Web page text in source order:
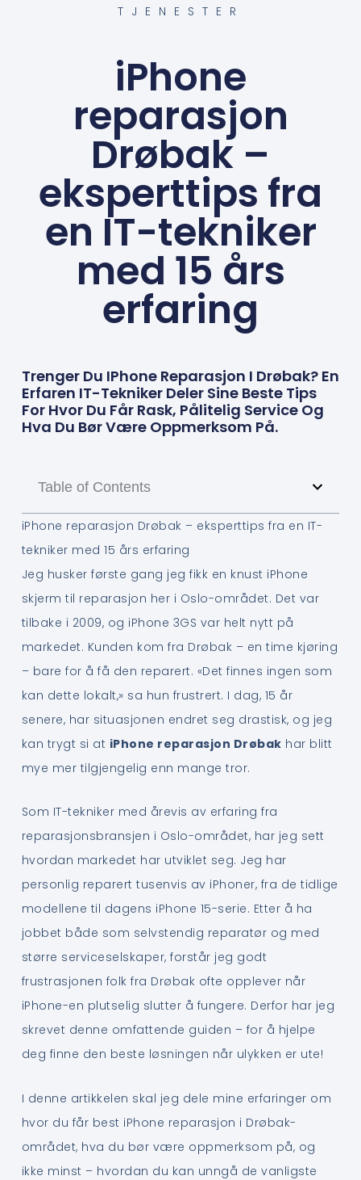
TJENESTER
iPhone
reparasjon
Drøbak –
eksperttips fra
en IT-tekniker
med 15 års
erfaring
Trenger Du IPhone Reparasjon I Drøbak? En
Erfaren IT-Tekniker Deler Sine Beste Tips
For Hvor Du Får Rask, Pålitelig Service Og
Hva Du Bør Være Oppmerksom På.
Table of Contents
iPhone reparasjon Drøbak – eksperttips fra en IT-
tekniker med 15 års erfaring
Jeg husker første gang jeg fikk en knust iPhone
skjerm til reparasjon her i Oslo-området. Det var
tilbake i 2009, og iPhone 3GS var helt nytt på
markedet. Kunden kom fra Drøbak – en time kjøring
– bare for å få den reparert. «Det finnes ingen som
kan dette lokalt,» sa hun frustrert. I dag, 15 år
senere, har situasjonen endret seg drastisk, og jeg
kan trygt si at iPhone reparasjon Drøbak har blitt
mye mer tilgjengelig enn mange tror.
Som IT-tekniker med årevis av erfaring fra
reparasjonsbransjen i Oslo-området, har jeg sett
hvordan markedet har utviklet seg. Jeg har
personlig reparert tusenvis av iPhoner, fra de tidlige
modellene til dagens iPhone 15-serie. Etter å ha
jobbet både som selvstendig reparatør og med
større serviceselskaper, forstår jeg godt
frustrasjonen folk fra Drøbak ofte opplever når
iPhone-en plutselig slutter å fungere. Derfor har jeg
skrevet denne omfattende guiden – for å hjelpe
deg finne den beste løsningen når ulykken er ute!
I denne artikkelen skal jeg dele mine erfaringer om
hvor du får best iPhone reparasjon i Drøbak-
området, hva du bør være oppmerksom på, og
ikke minst – hvordan du kan unngå de vanligste